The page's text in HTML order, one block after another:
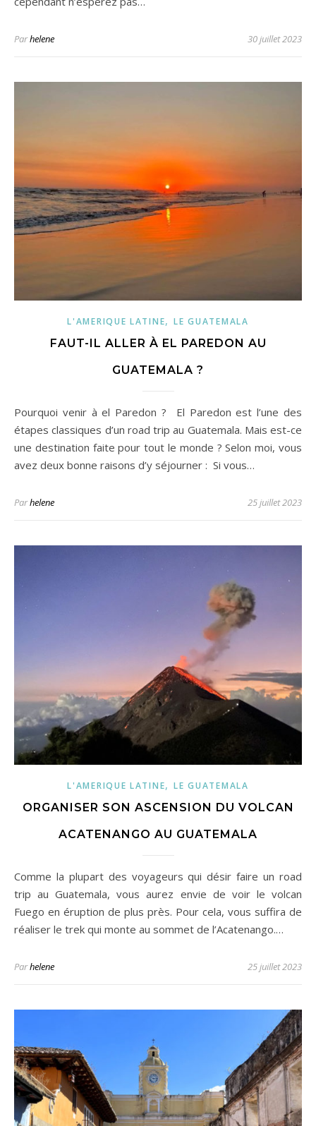
Parhelene 30 juillet 2023
L'AMERIQUE LATINE,LE GUATEMALA
FAUT-IL ALLER À EL PAREDON AU
GUATEMALA ?
Pourquoi venir à el Paredon ? El Paredon est l’une des
étapes classiques d’un road trip au Guatemala. Mais est-ce
une destination faite pour tout le monde ? Selon moi, vous
avez deux bonne raisons d’y séjourner : Si vous…
Parhelene 25 juillet 2023
L'AMERIQUE LATINE,LE GUATEMALA
ORGANISER SON ASCENSION DU VOLCAN
ACATENANGO AU GUATEMALA
Comme la plupart des voyageurs qui désir faire un road
trip au Guatemala, vous aurez envie de voir le volcan
Fuego en éruption de plus près. Pour cela, vous suffira de
réaliser le trek qui monte au sommet de l’Acatenango.…
Parhelene 25 juillet 2023